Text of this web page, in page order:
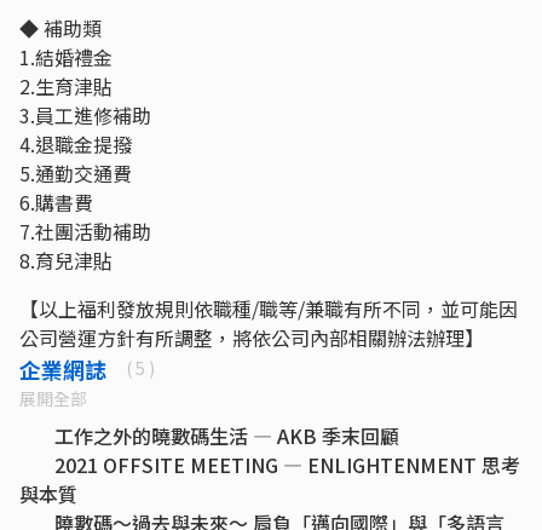
◆ 補助類
1.結婚禮金
2.生育津貼
3.員工進修補助
4.退職金提撥
5.通勤交通費
6.購書費
7.社團活動補助
8.育兒津貼
【以上福利發放規則依職種/職等/兼職有所不同，並可能因
公司營運方針有所調整，將依公司內部相關辦法辦理】
企業網誌
( 5 )
展開全部
工作之外的曉數碼生活 — AKB 季末回顧
2021 OFFSITE MEETING — ENLIGHTENMENT 思考
與本質
曉數碼～過去與未來～ 肩負「邁向國際」與「多語言